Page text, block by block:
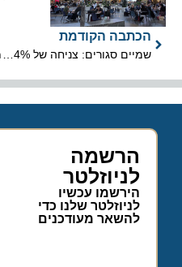
הכתבה הקודמת
הרשמה
לניוזלטר
הירשמו עכשיו
לניוזלטר שלנו כדי
להשאר מעודכנים